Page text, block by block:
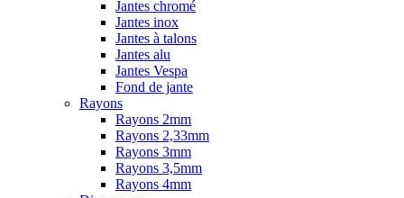
Jantes chromé
Jantes inox
Jantes à talons
Jantes alu
Jantes Vespa
Fond de jante
Rayons
Rayons 2mm
Rayons 2,33mm
Rayons 3mm
Rayons 3,5mm
Rayons 4mm